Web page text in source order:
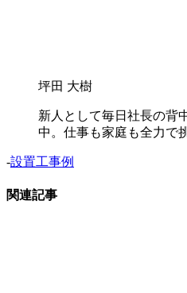
坪田 大樹
新人として毎日社長の背
中。仕事も家庭も全力で
-設置工事例
関連記事